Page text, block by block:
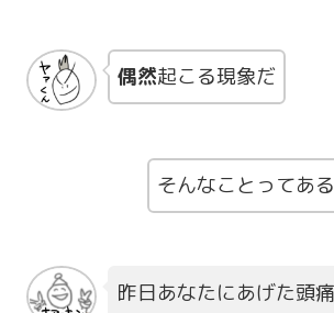
偶然起こる現象だ
そんなことってある
昨日あなたにあげた頭